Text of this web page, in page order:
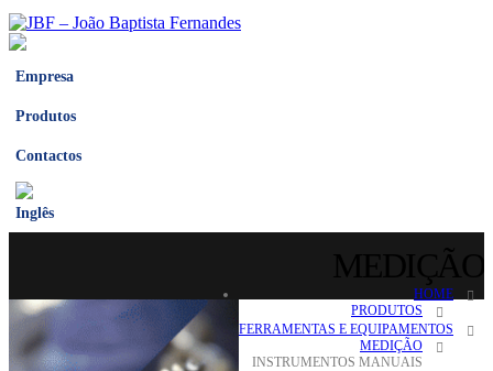
Empresa
Produtos
Contactos
HOME
PRODUTOS
FERRAMENTAS E EQUIPAMENTOS
MEDIÇÃO
INSTRUMENTOS MANUAIS